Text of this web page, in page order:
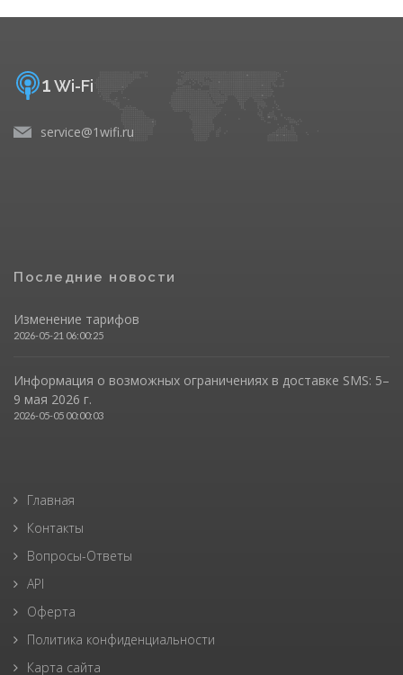
1Wi-Fi
service@1wifi.ru
Последние новости
Изменение тарифов
2026-05-21 06:00:25
Информация о возможных ограничениях в доставке SMS: 5–
9 мая 2026 г.
2026-05-05 00:00:03
Главная
Контакты
Вопросы-Ответы
API
Оферта
Политика конфиденциальности
Карта сайта